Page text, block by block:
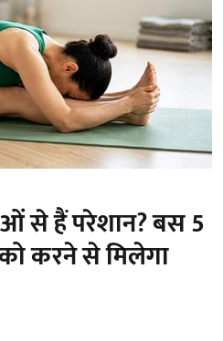
से हैं परेशान? बस 5
करने से मिलेगा